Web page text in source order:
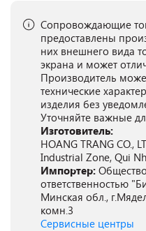
Сопровождающие
предоставлены
них внешнего вида
экрана и может
Производитель
технические
изделия без
Уточняйте важные
Изготовитель:
HOANG TRANG CO.,
Industrial Zone, Qui
Импортер:
ответственностью
Минская обл.,
комн.3
Сервисные центры